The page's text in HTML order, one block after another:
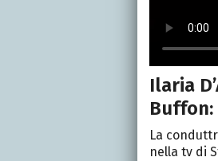
Ilaria
Buffon:
La
nella tv di